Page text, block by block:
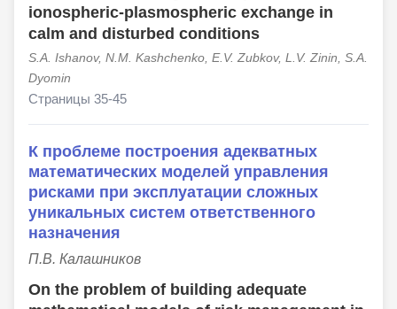
ionospheric-plasmospheric exchange in
calm and disturbed conditions
S.A. Ishanov, N.M. Kashchenko, E.V. Zubkov, L.V. Zinin, S.A.
Dyomin
Страницы 35-45
К проблеме построения адекватных
математических моделей управления
рисками при эксплуатации сложных
уникальных систем ответственного
назначения
П.В. Калашников
On the problem of building adequate